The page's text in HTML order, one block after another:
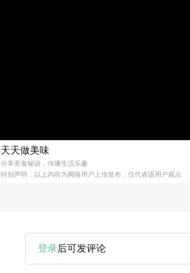
天天做美味
分享美食秘诀，传播生活乐趣
特别声明：以上内容为网络用户上传发布，仅代表该用户观点
登录后可发评论